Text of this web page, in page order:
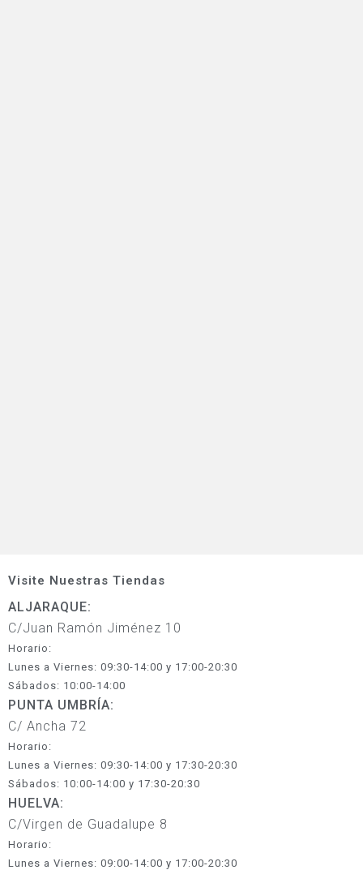
Visite Nuestras Tiendas
ALJARAQUE:
C/Juan Ramón Jiménez 10
Horario:
Lunes a Viernes: 09:30-14:00 y 17:00-20:30
Sábados: 10:00-14:00
PUNTA UMBRÍA:
C/ Ancha 72
Horario:
Lunes a Viernes: 09:30-14:00 y 17:30-20:30
Sábados: 10:00-14:00 y 17:30-20:30
HUELVA:
C/Virgen de Guadalupe 8
Horario:
Lunes a Viernes: 09:00-14:00 y 17:00-20:30